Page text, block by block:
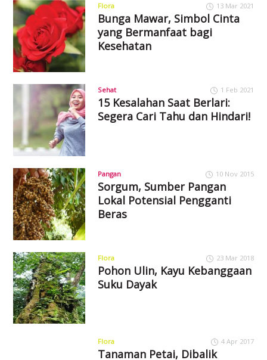
Flora 13 Mar 2021
Bunga Mawar, Simbol Cinta
yang Bermanfaat bagi
Kesehatan
Sehat 1 Feb 2021
15 Kesalahan Saat Berlari:
Segera Cari Tahu dan Hindari!
Pangan 10 Nov 2015
Sorgum, Sumber Pangan
Lokal Potensial Pengganti
Beras
Flora 23 Mar 2018
Pohon Ulin, Kayu Kebanggaan
Suku Dayak
Flora 4 Apr 2017
Tanaman Petai, Dibalik